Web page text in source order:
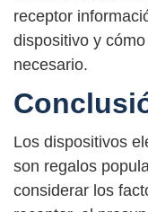
receptor
dispositivo y
necesario.
Los dispositivos
son regalos
considerar los